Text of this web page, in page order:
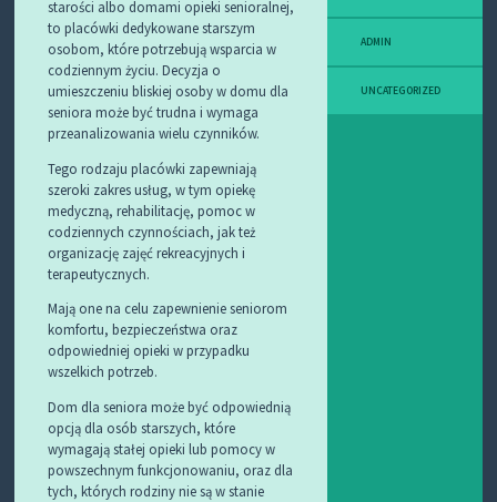
starości albo domami opieki senioralnej,
to placówki dedykowane starszym
osobom, które potrzebują wsparcia w
codziennym życiu. Decyzja o
umieszczeniu bliskiej osoby w domu dla
seniora może być trudna i wymaga
przeanalizowania wielu czynników.
Tego rodzaju placówki zapewniają
szeroki zakres usług, w tym opiekę
medyczną, rehabilitację, pomoc w
codziennych czynnościach, jak też
organizację zajęć rekreacyjnych i
terapeutycznych.
Mają one na celu zapewnienie seniorom
komfortu, bezpieczeństwa oraz
odpowiedniej opieki w przypadku
wszelkich potrzeb.
Dom dla seniora może być odpowiednią
opcją dla osób starszych, które
wymagają stałej opieki lub pomocy w
powszechnym funkcjonowaniu, oraz dla
tych, których rodziny nie są w stanie
ADMIN
UNCATEGORIZED